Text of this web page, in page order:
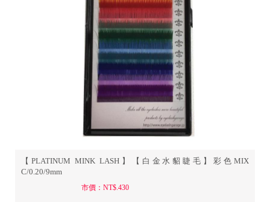
【PLATINUM MINK LASH】【白金水貂睫毛】彩色MIX
C/0.20/9mm
市價：NT$.430